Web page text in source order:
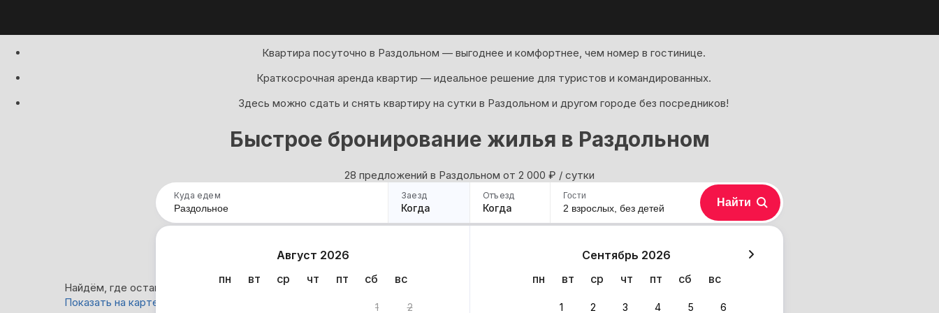
Квартира посуточно в Раздольном — выгоднее и комфортнее, чем номер в гостинице.
Краткосрочная аренда квартир — идеальное решение для туристов и командированных.
Здесь можно сдать и снять квартиру на сутки в Раздольном и другом городе без посредников!
Быстрое бронирование жилья в Раздольном
28 предложений в Раздольном oт 2 000 ₽ / сутки
Куда едем Заезд
Когда
Отъезд
Когда
Август 2026
пн
вт ср чт пт сб вс
1 2
Сентябрь 2026
пн
вт ср чт пт сб вс
1 2 3 4 5 6
Гости
2 взрослых, без детей Найти
Найдём, где остановиться в Раздольном: 28 вариантов
Показать на карте